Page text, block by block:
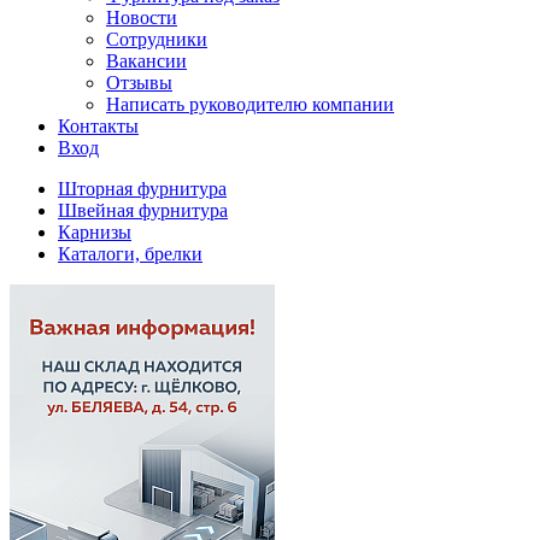
Новости
Сотрудники
Вакансии
Отзывы
Написать руководителю компании
Контакты
Вход
Шторная фурнитура
Швейная фурнитура
Карнизы
Каталоги, брелки